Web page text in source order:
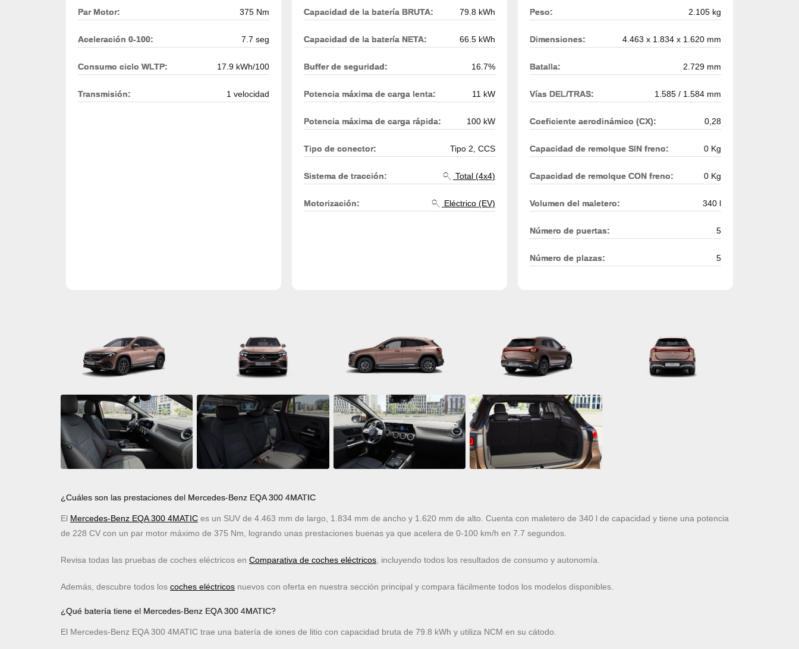
Par Motor: 375 Nm
Aceleración 0-100: 7.7 seg
Consumo ciclo WLTP: 17.9 kWh/100
Transmisión: 1 velocidad
Capacidad de la batería BRUTA: 79.8 kWh
Capacidad de la batería NETA: 66.5 kWh
Buffer de seguridad: 16.7%
Potencia máxima de carga lenta: 11 kW
Potencia máxima de carga rápida: 100 kW
Tipo de conector: Tipo 2, CCS
Sistema de tracción: Total (4x4)
Motorización: Eléctrico (EV)
Peso: 2.105 kg
Dimensiones: 4.463 x 1.834 x 1.620 mm
Batalla: 2.729 mm
Vías DEL/TRAS: 1.585 / 1.584 mm
Coeficiente aerodinámico (CX): 0,28
Capacidad de remolque SIN freno: 0 Kg
Capacidad de remolque CON freno: 0 Kg
Volumen del maletero: 340 l
Número de puertas: 5
Número de plazas: 5
¿Cuáles son las prestaciones del Mercedes-Benz EQA 300 4MATIC
El Mercedes-Benz EQA 300 4MATIC es un SUV de 4.463 mm de largo, 1.834 mm de ancho y 1.620 mm de alto. Cuenta con maletero de 340 l de capacidad y tiene una potencia
de 228 CV con un par motor máximo de 375 Nm, logrando unas prestaciones buenas ya que acelera de 0-100 km/h en 7.7 segundos.
Revisa todas las pruebas de coches eléctricos en Comparativa de coches eléctricos , incluyendo todos los resultados de consumo y autonomía.
Además, descubre todos los coches eléctricos nuevos con oferta en nuestra sección principal y compara fácilmente todos los modelos disponibles.
¿Qué batería tiene el Mercedes-Benz EQA 300 4MATIC?
El Mercedes-Benz EQA 300 4MATIC trae una batería de iones de litio con capacidad bruta de 79.8 kWh y utiliza NCM en su cátodo.